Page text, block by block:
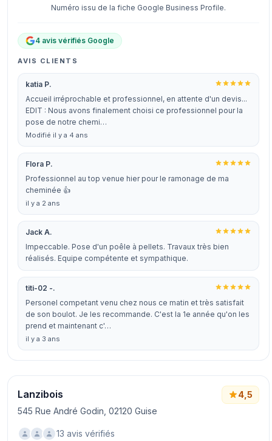
Numéro issu de la fiche Google Business Profile.
4 avis vérifiés Google
AVIS CLIENTS
katia P.
Accueil irréprochable et professionnel, en attente d'un devis...
EDIT : Nous avons finalement choisi ce professionnel pour la
pose de notre chemi…
Modifié il y a 4 ans
Flora P.
Professionnel au top venue hier pour le ramonage de ma
cheminée 👍
il y a 2 ans
Jack A.
Impeccable. Pose d'un poêle à pellets. Travaux très bien
réalisés. Equipe compétente et sympathique.
titi-02 -.
Personel competant venu chez nous ce matin et très satisfait
de son boulot. Je les recommande. C'est la 1e année qu'on les
prend et maintenant c'…
il y a 3 ans
Lanzibois
545 Rue André Godin, 02120 Guise
4,5
13 avis vérifiés